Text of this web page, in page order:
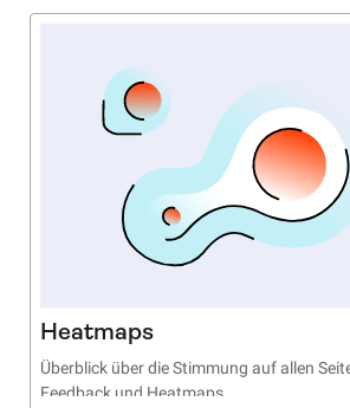
Heatmaps
Überblick über die Stimmung auf allen
Feedback und Heatmaps